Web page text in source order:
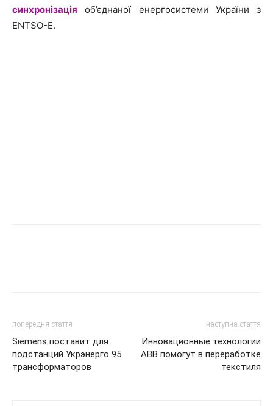
синхронізація об’єднаної енергосистеми України з
ENTSO-E.
попередня стаття
Siemens поставит для
подстанций Укрэнерго 95
трансформаторов
наступна стаття
Инновационные технологии
ABB помогут в переработке
текстиля